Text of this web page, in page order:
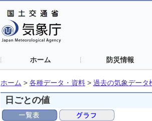
ホーム 防災情報
ホーム > 各種データ・資料 > 過去の気象データ
日ごとの値